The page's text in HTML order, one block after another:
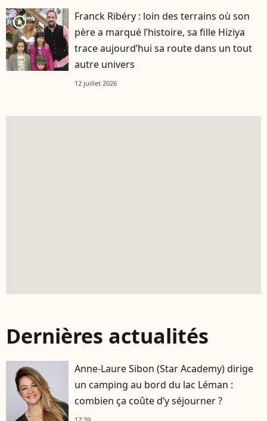
player2
Franck Ribéry : loin des terrains où son
père a marqué l’histoire, sa fille Hiziya
trace aujourd’hui sa route dans un tout
autre univers
12 juillet 2026
Dernières actualités
Anne-Laure Sibon (Star Academy) dirige
un camping au bord du lac Léman :
combien ça coûte d’y séjourner ?